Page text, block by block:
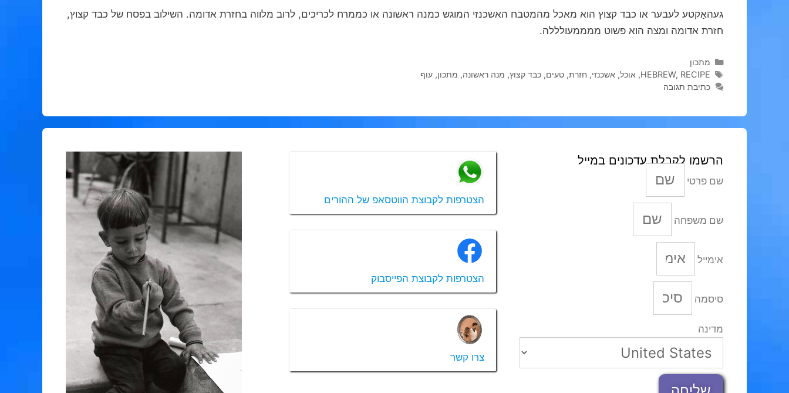
געהאַקטע לעבער או כבד קצוץ הוא מאכל מהמטבח האשכנזי המוגש כמנה ראשונה או כממרח לכריכים, לרוב מלווה בחזרת אדומה. השילוב בפסח של כבד קצוץ,
חזרת אדומה ומצה הוא פשוט ממממעולללה.
קטגוריות
מתכון
תגיות
HEBREW, RECIPE
, אוכל, אשכנזי, חזרת, טעים, כבד קצוץ, מנה ראשונה, מתכון, עוף
כתיבת תגובה
הרשמו לקבלת עדכונים במייל
שם פרטי
שם משפחה
אימייל
סיסמה
מדינה
הצטרפות לקבוצת הווטסאפ של ההורים
הצטרפות לקבוצת הפייסבוק
צרו קשר